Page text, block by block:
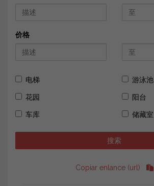
价格
电梯 游泳池
花园 阳台
车库 储藏室
Copiar enlance (url)